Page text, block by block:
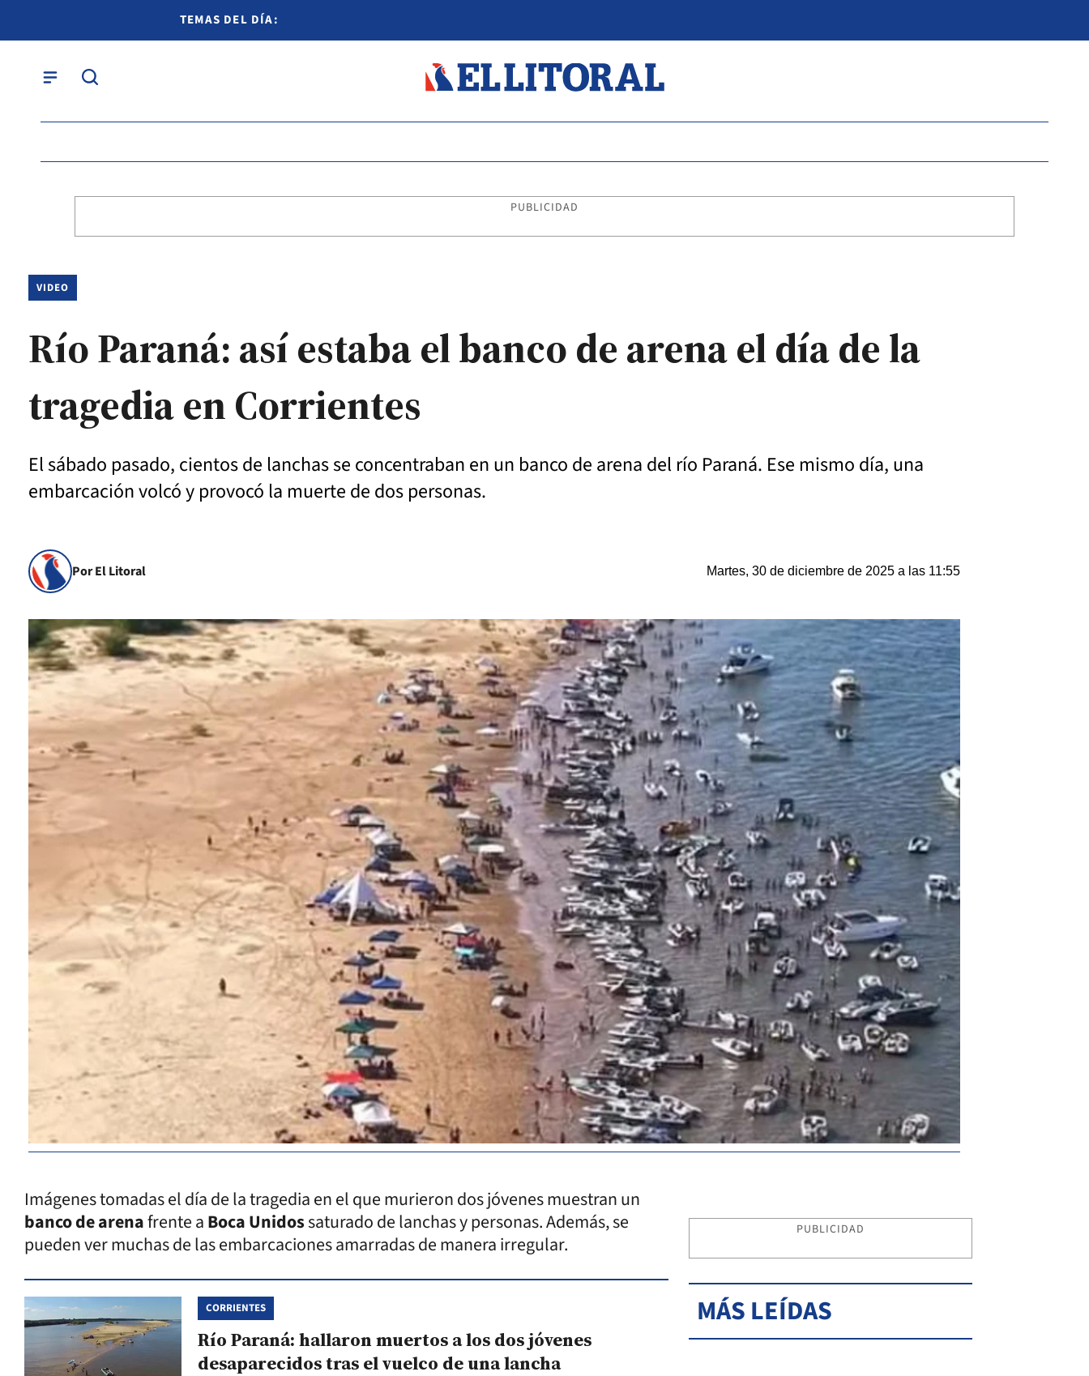
TEMAS DEL DÍA:
PUBLICIDAD
VIDEO
Río Paraná: así estaba el banco de arena el día de la
tragedia en Corrientes
El sábado pasado, cientos de lanchas se concentraban en un banco de arena del río Paraná. Ese mismo día, una
embarcación volcó y provocó la muerte de dos personas.
Por El Litoral Martes, 30 de diciembre de 2025 a las 11:55
Imágenes tomadas el día de la tragedia en el que murieron dos jóvenes muestran un
banco de arenafrente aBoca Unidossaturado de lanchas y personas. Además, se
pueden ver muchas de las embarcaciones amarradas de manera irregular.
CORRIENTES
Río Paraná: hallaron muertos a los dos jóvenes
desaparecidos tras el vuelco de una lancha
PUBLICIDAD
MÁS LEÍDAS